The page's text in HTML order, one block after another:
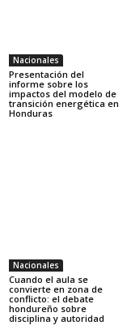
Nacionales
Presentación del
informe sobre los
impactos del modelo de
transición energética en
Honduras
Nacionales
Cuando el aula se
convierte en zona de
conflicto: el debate
hondureño sobre
disciplina y autoridad